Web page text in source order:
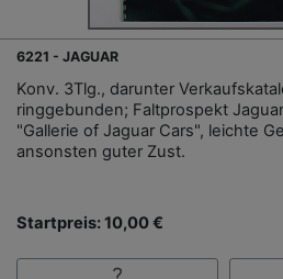
6221 - JAGUAR
Konv. 3Tlg., darunter
ringgebunden; Faltprospekt
"Gallerie of Jaguar Cars", leichte
ansonsten guter Zust.
Startpreis: 10,00 €